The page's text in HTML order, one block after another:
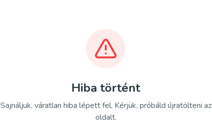
Hiba történt
Sajnáljuk, váratlan hiba lépett fel. Kérjük, próbáld újratölteni az
oldalt.